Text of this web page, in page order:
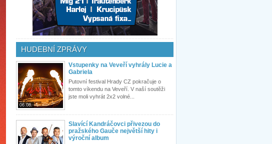
HUDEBNÍ ZPRÁVY
06.08.
Vstupenky na Veveří vyhrály Lucie a
Gabriela
Putovní festival Hrady CZ pokračuje o
tomto víkendu na Veveří. V naší soutěži
jste moli vyhrát 2x2 volné...
Slavící Kandráčovci přivezou do
pražského Gauče největší hity i
výroční album